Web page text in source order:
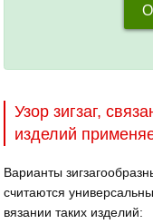
Узор зигзаг,
изделий
Варианты
считаются
вязании таких изделий: